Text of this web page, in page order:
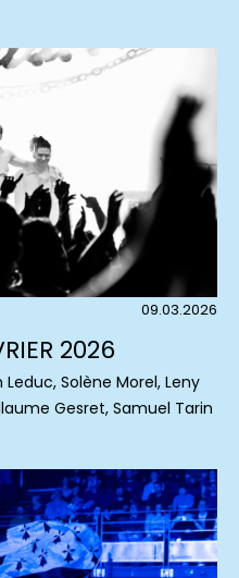
09.03.2026
2026
Solène Morel, Leny
Gesret, Samuel Tarin